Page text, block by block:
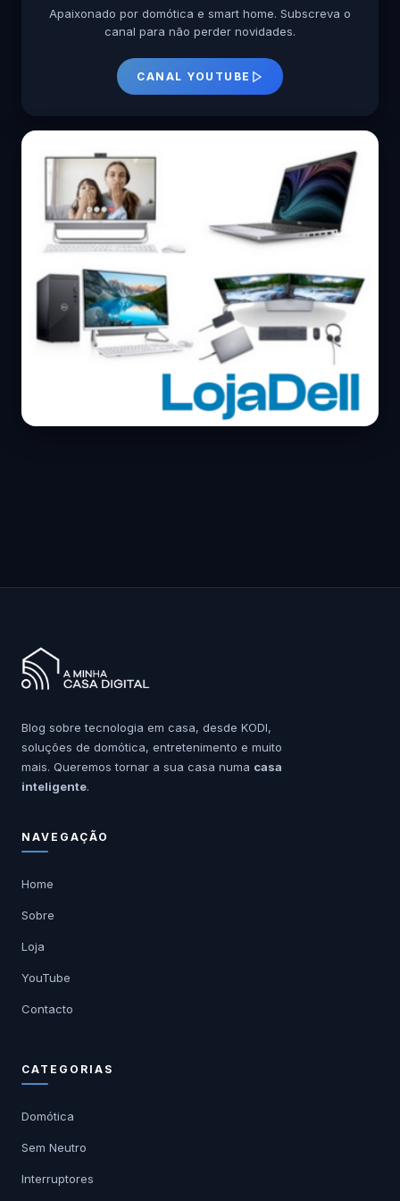
Apaixonado por domótica e smart home. Subscreva o
canal para não perder novidades.
CANAL YOUTUBE
Blog sobre tecnologia em casa, desde KODI,
soluções de domótica, entretenimento e muito
mais. Queremos tornar a sua casa numa casa
inteligente.
NAVEGAÇÃO
Home
Sobre
Loja
YouTube
Contacto
CATEGORIAS
Domótica
Sem Neutro
Interruptores